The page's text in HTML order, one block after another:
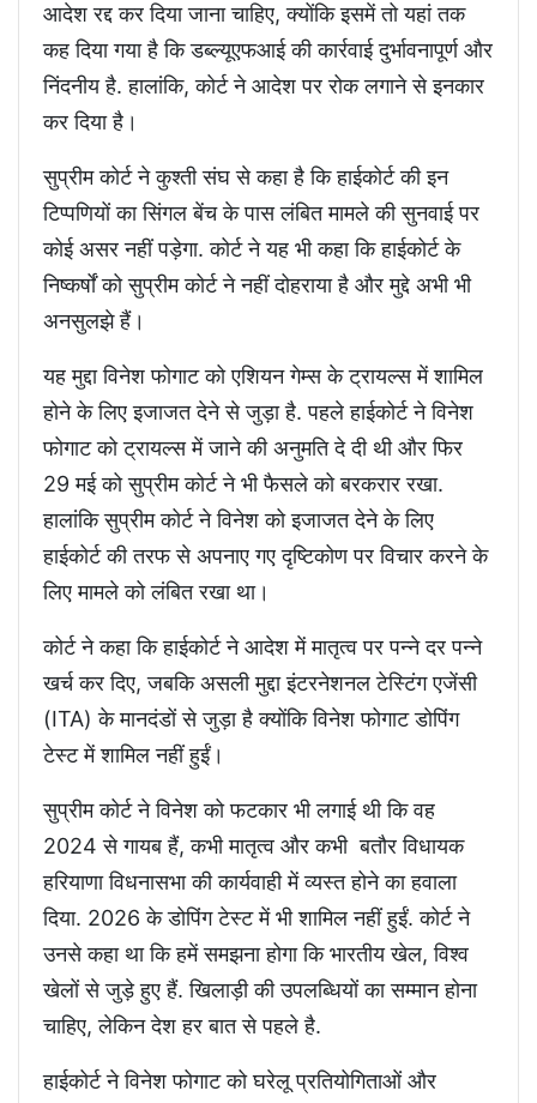
आदेश रद्द कर दिया जाना चाहिए, क्योंकि इसमें तो यहां तक
कह दिया गया है कि डब्ल्यूएफआई की कार्रवाई दुर्भावनापूर्ण और
निंदनीय है. हालांकि, कोर्ट ने आदेश पर रोक लगाने से इनकार
कर दिया है।
सुप्रीम कोर्ट ने कुश्ती संघ से कहा है कि हाईकोर्ट की इन
टिप्पणियों का सिंगल बेंच के पास लंबित मामले की सुनवाई पर
कोई असर नहीं पड़ेगा. कोर्ट ने यह भी कहा कि हाईकोर्ट के
निष्कर्षों को सुप्रीम कोर्ट ने नहीं दोहराया है और मुद्दे अभी भी
अनसुलझे हैं।
यह मुद्दा विनेश फोगाट को एशियन गेम्स के ट्रायल्स में शामिल
होने के लिए इजाजत देने से जुड़ा है. पहले हाईकोर्ट ने विनेश
फोगाट को ट्रायल्स में जाने की अनुमति दे दी थी और फिर
29 मई को सुप्रीम कोर्ट ने भी फैसले को बरकरार रखा.
हालांकि सुप्रीम कोर्ट ने विनेश को इजाजत देने के लिए
हाईकोर्ट की तरफ से अपनाए गए दृष्टिकोण पर विचार करने के
लिए मामले को लंबित रखा था।
कोर्ट ने कहा कि हाईकोर्ट ने आदेश में मातृत्व पर पन्ने दर पन्ने
खर्च कर दिए, जबकि असली मुद्दा इंटरनेशनल टेस्टिंग एजेंसी
(ITA) के मानदंडों से जुड़ा है क्योंकि विनेश फोगाट डोपिंग
टेस्ट में शामिल नहीं हुईं।
सुप्रीम कोर्ट ने विनेश को फटकार भी लगाई थी कि वह
2024 से गायब हैं, कभी मातृत्व और कभी बतौर विधायक
हरियाणा विधनासभा की कार्यवाही में व्यस्त होने का हवाला
दिया. 2026 के डोपिंग टेस्ट में भी शामिल नहीं हुईं. कोर्ट ने
उनसे कहा था कि हमें समझना होगा कि भारतीय खेल, विश्व
खेलों से जुड़े हुए हैं. खिलाड़ी की उपलब्धियों का सम्मान होना
चाहिए, लेकिन देश हर बात से पहले है.
हाईकोर्ट ने विनेश फोगाट को घरेलू प्रतियोगिताओं और